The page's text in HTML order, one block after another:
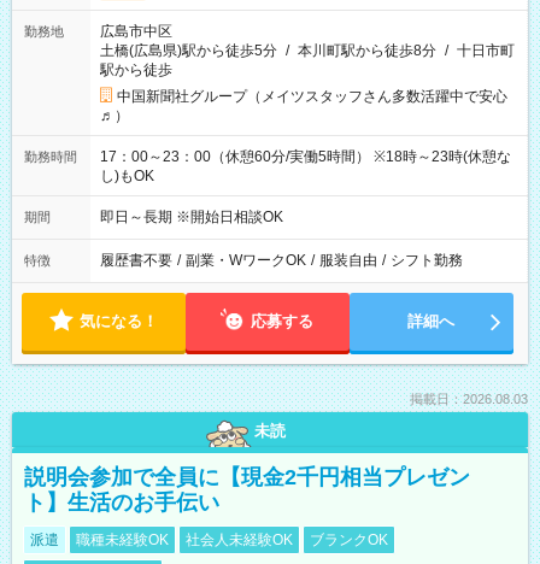
勤務地
広島市中区
土橋(広島県)駅から徒歩5分 / 本川町駅から徒歩8分 / 十日市町
駅から徒歩
中国新聞社グループ（メイツスタッフさん多数活躍中で安心
♬）
勤務時間
17：00～23：00（休憩60分/実働5時間） ※18時～23時(休憩な
し)もOK
期間 即日～長期 ※開始日相談OK
特徴 履歴書不要 / 副業・WワークOK / 服装自由 / シフト勤務
気になる！ 応募する 詳細へ
掲載日：2026.08.03
未読
説明会参加で全員に【現金2千円相当プレゼン
ト】生活のお手伝い
派遣 職種未経験OK 社会人未経験OK
ブランクOK